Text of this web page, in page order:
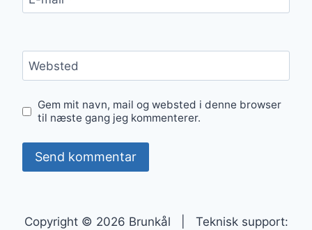
Websted
Gem mit navn, mail og websted i denne browser
til næste gang jeg kommenterer.
Copyright © 2026 Brunkål | Teknisk support: